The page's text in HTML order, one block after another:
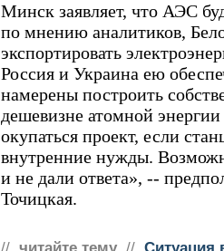
Минск заявляет, что АЭС
по мнению аналитиков,
экспортировать
Россия и Украина ею
намерены построить
дешевизне атомной
окупаться проект, если
внутренние нужды.
и не дали ответа», --
Точицкая.